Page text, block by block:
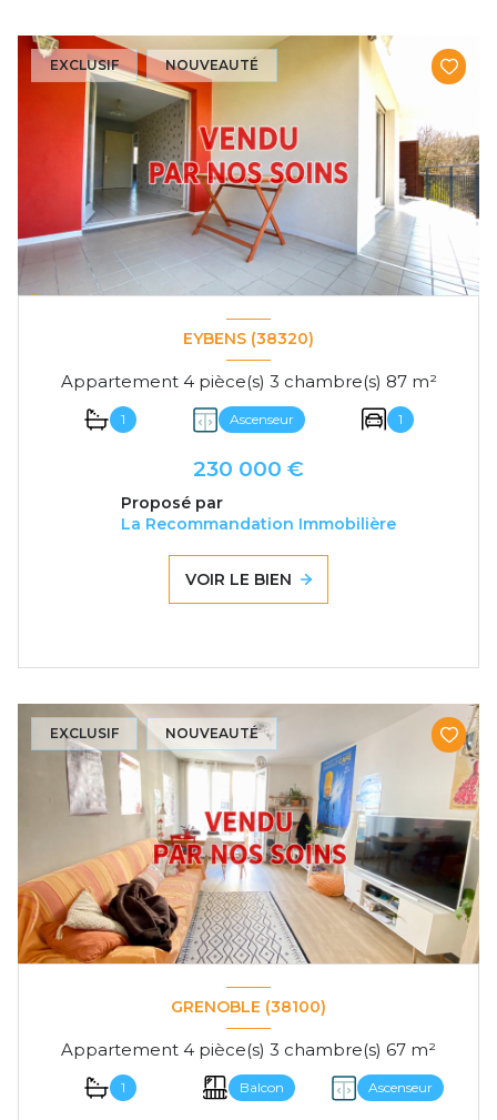
EXCLUSIF NOUVEAUTÉ
EYBENS (38320)
Appartement 4 pièce(s) 3 chambre(s) 87 m²
1 Ascenseur 1
230 000 €
Proposé par
La Recommandation Immobilière
VOIR LE BIEN
EXCLUSIF NOUVEAUTÉ
GRENOBLE (38100)
Appartement 4 pièce(s) 3 chambre(s) 67 m²
1 Balcon Ascenseur